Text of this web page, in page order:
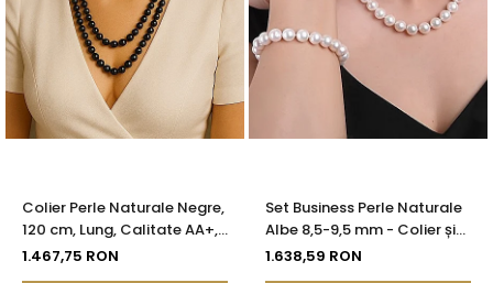
Colier Perle Naturale Negre,
120 cm, Lung, Calitate AA+,
Argint 925 | KASKADDA®
1.467,75 RON
Set Business Perle Naturale
Albe 8,5-9,5 mm - Colier și
Brățară, Argint 925 |
1.638,59 RON